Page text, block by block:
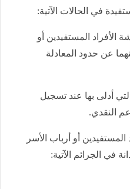
في الحالات الآتية:
المستفيدين أو
عن حدود المعادلة
أدلى بها عند تسجيل
النقدي.
أو أرباب الأسر
في الجرائم الآتية: